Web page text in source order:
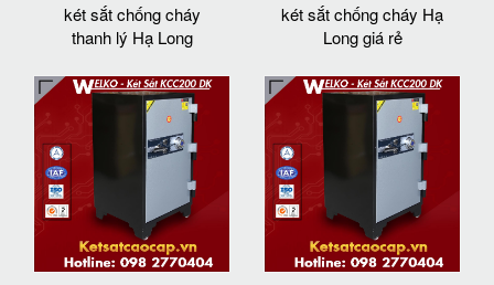
két sắt chống cháy
thanh lý Hạ Long
két sắt chống cháy Hạ
Long giá rẻ